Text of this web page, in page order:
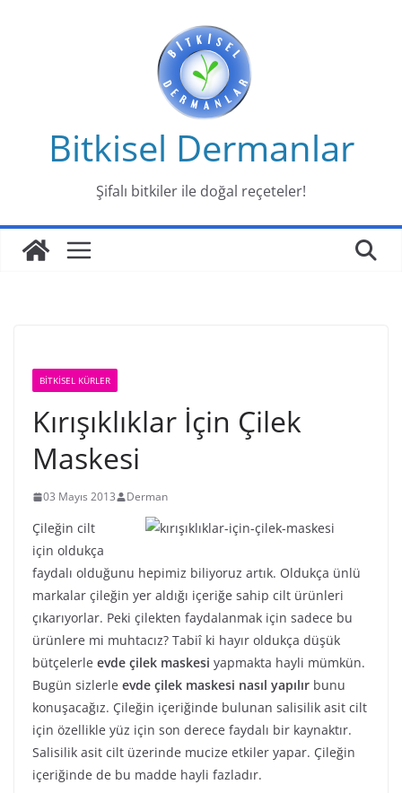
Bitkisel Dermanlar
Şifalı bitkiler ile doğal reçeteler!
BİTKİSEL KÜRLER
Kırışıklıklar İçin Çilek
Maskesi
03 Mayıs 2013 Derman
Çileğin cilt
için oldukça
faydalı olduğunu hepimiz biliyoruz artık. Oldukça ünlü
markalar çileğin yer aldığı içeriğe sahip cilt ürünleri
çıkarıyorlar. Peki çilekten faydalanmak için sadece bu
ürünlere mi muhtacız? Tabiî ki hayır oldukça düşük
bütçelerle evde çilek maskesi yapmakta hayli mümkün.
Bugün sizlerle evde çilek maskesi nasıl yapılır bunu
konuşacağız. Çileğin içeriğinde bulunan salisilik asit cilt
için özellikle yüz için son derece faydalı bir kaynaktır.
Salisilik asit cilt üzerinde mucize etkiler yapar. Çileğin
içeriğinde de bu madde hayli fazladır.